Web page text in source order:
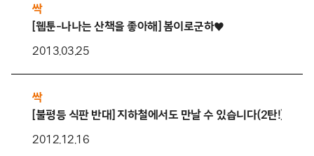
싹
[웹툰-나나는 산책을 좋아해] 봄이로군하♥
2013.03.25
싹
[불평등 식판 반대] 지하철에서도 만날 수 있습니다(2탄!)
2012.12.16